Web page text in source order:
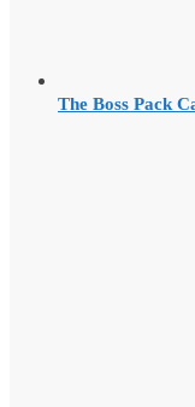
The Boss Pack